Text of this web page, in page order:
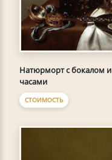
Натюрморт с бокалом и
часами
СТОИМОСТЬ